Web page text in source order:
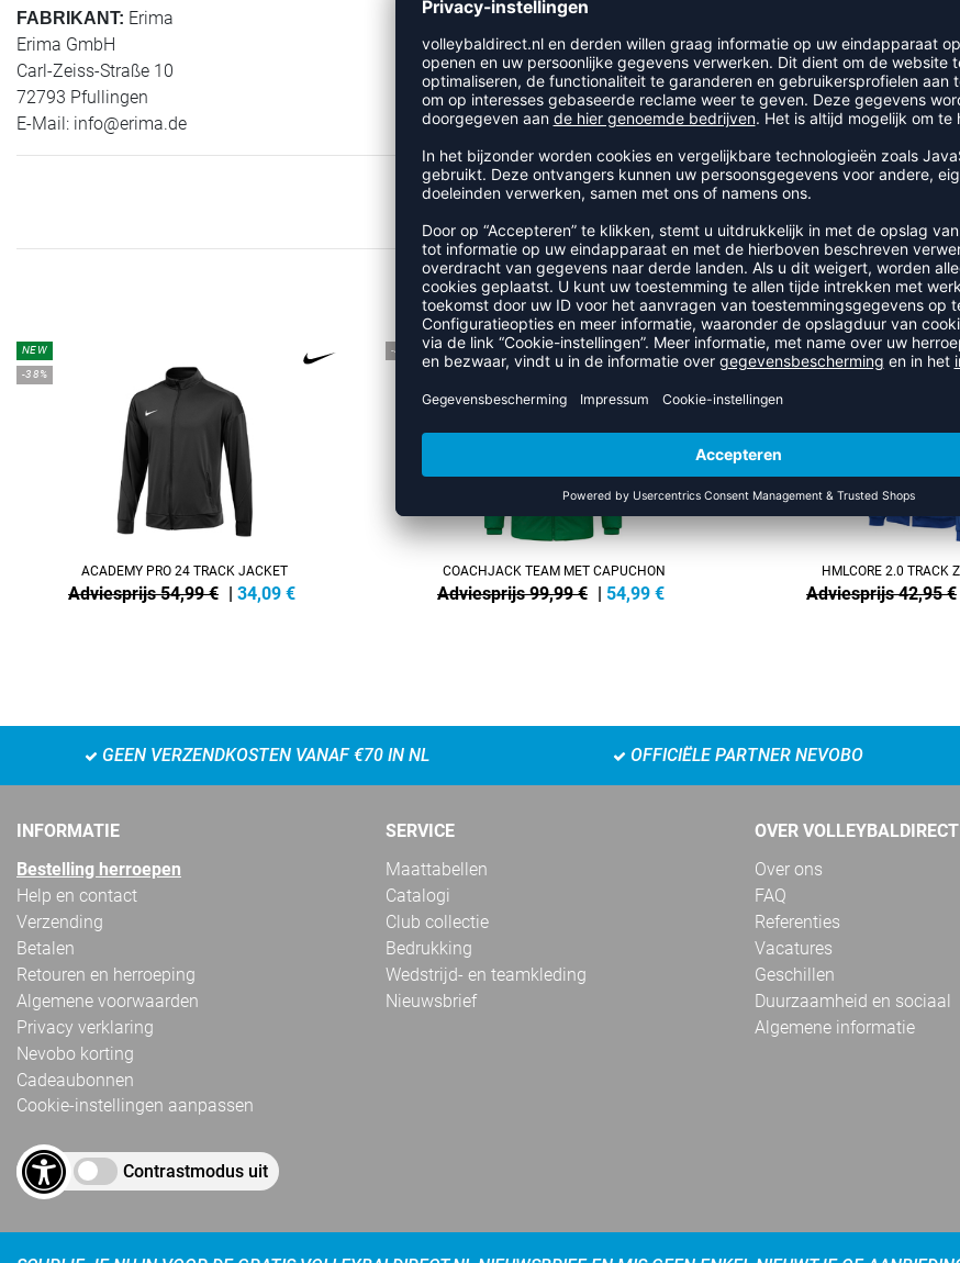
FABRIKANT: Erima
Erima GmbH
Carl-Zeiss-Straße 10
72793 Pfullingen
E-Mail: info@erima.de
RECENT BEKEKEN
MEER UIT DE CATEGORIE
NEW
-38%
ACADEMY PRO 24 TRACK JACKET
Adviesprijs 54,99 € | 34,09 €
-45%
COACHJACK TEAM MET CAPUCHON
Adviesprijs 99,99 € | 54,99 €
NEW
-40%
HMLCORE 2.0 TRACK
Adviesprijs 42,95 €
GEEN VERZENDKOSTEN VANAF €70 IN NL OFFICIËLE PARTNER NEVOBO
INFORMATIE
Bestelling herroepen
Help en contact
Verzending
Betalen
Retouren en herroeping
Algemene voorwaarden
Privacy verklaring
Nevobo korting
Cadeaubonnen
Cookie-instellingen aanpassen
Contrastmodus uit
SERVICE
Maattabellen
Catalogi
Club collectie
Bedrukking
Wedstrijd- en teamkleding
Nieuwsbrief
OVER VOLLEYBALDIRECT
Over ons
FAQ
Referenties
Vacatures
Geschillen
Duurzaamheid en sociaal
Algemene informatie